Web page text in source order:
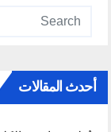
أحدث المقالات